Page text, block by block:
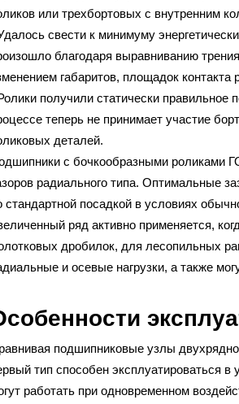
или трехбортовых с внутренним
свести к минимуму
благодаря выравниванию
габаритов, площадок
получили статически
теперь не принимает участие
деталей.
с бочкообразными роликами
радиального типа. Оптимальные
стандартной посадкой в условиях
ряд активно применяется,
дробилок, для лесопильных
и осевые нагрузки, а также
подшипниковые узлы
тип способен эксплуатироваться
работать при одновременном